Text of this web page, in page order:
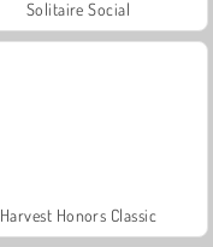
Solitaire Social
Harvest Honors Classic